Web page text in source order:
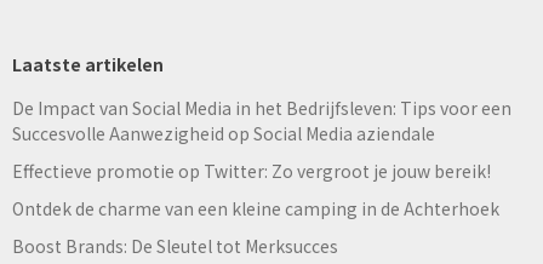
Laatste artikelen
De Impact van Social Media in het Bedrijfsleven: Tips voor een
Succesvolle Aanwezigheid op Social Media aziendale
Effectieve promotie op Twitter: Zo vergroot je jouw bereik!
Ontdek de charme van een kleine camping in de Achterhoek
Boost Brands: De Sleutel tot Merksucces